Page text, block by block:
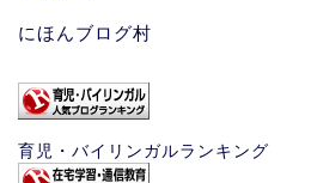
にほんブログ村
育児・バイリンガルランキング